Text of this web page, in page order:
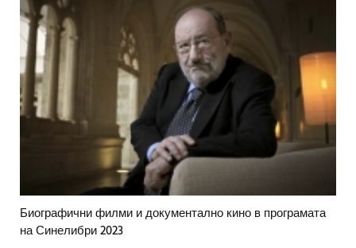
Биографични филми и документално кино в програмата
на Синелибри 2023